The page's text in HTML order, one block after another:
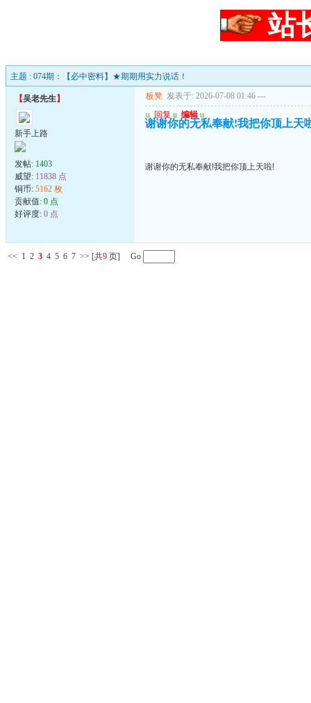
站
主题 : 074期：【必中密料】★期期用实力说话！
【吴老先生】
新手上路
发帖: 1403
威望: 11838 点
铜币: 5162 枚
贡献值: 0 点
好评度: 0 点
板凳 发表于: 2026-07-08 01:46 ---
u 回复 u 编辑 u
谢谢你的无私奉献!我把你顶上天
谢谢你的无私奉献!我把你顶上天啦!
<< 1 2 3 4 5 6 7 >> [共9 页] Go